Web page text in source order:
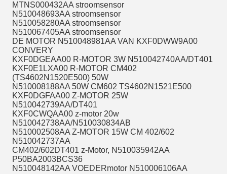
MTNS000432AA stroomsensor
N510048693AA stroomsensor
N510058280AA stroomsensor
N510067405AA stroomsensor
DE MOTOR N510048981AA VAN KXF0DWW9A00
CONVERY
KXF0DGEAA00 R-MOTOR 3W N510042740AA/DT401
KXF0E1LXA00 R-MOTOR CM402
(TS4602N1520E500) 50W
N510008188AA 50W CM602 TS4602N1521E500
KXF0DGFAA00 Z-MOTOR 25W
N510042739AA/DT401
KXF0CWQAA00 z-motor 20w
N510042738AA/N510030834AB
N510002508AA Z-MOTOR 15W CM 402/602
N510042737AA
CM402/602DT401 z-Motor, N510035942AA
P50BA2003BCS36
N510048142AA VOEDERmotor N510006106AA